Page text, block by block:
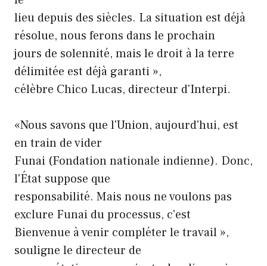
lieu depuis des siècles. La situation est déjà
résolue, nous ferons dans le prochain
jours de solennité, mais le droit à la terre
délimitée est déjà garanti »,
célèbre Chico Lucas, directeur d'Interpi.
«Nous savons que l'Union, aujourd'hui, est
en train de vider
Funai (Fondation nationale indienne). Donc,
l'État suppose que
responsabilité. Mais nous ne voulons pas
exclure Funai du processus, c'est
Bienvenue à venir compléter le travail »,
souligne le directeur de